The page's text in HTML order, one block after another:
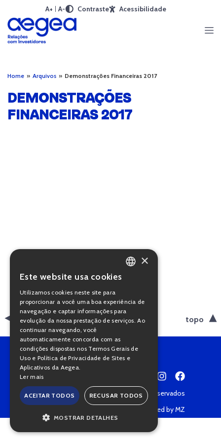
A+ A- Contraste Acessibilidade
Home » Arquivos » Demonstrações Financeiras 2017
DEMONSTRAÇÕES
FINANCEIRAS 2017
voltar topo
Copyright © 2022 • Todos os direitos reservados
Powered by MZ
PORTUGUESE
×
Este website usa cookies
Utilizamos cookies neste site para
proporcionar a você uma boa experiência de
navegação e captar informações para
evolução da nossa prestação de serviços. Ao
continuar navegando, você
automaticamente concorda com as
condições dispostas nos Termos Gerais de
Uso e Política de Privacidade de Sites e
Aplicativos da Aegea.
Ler mais
ACEITAR TODOS RECUSAR TODOS
MOSTRAR DETALHES